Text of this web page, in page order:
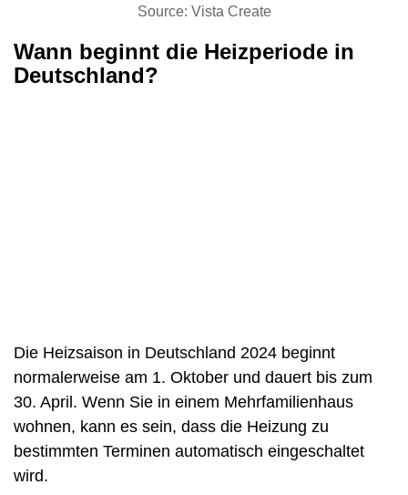
Source: Vista Create
Wann beginnt die Heizperiode in
Deutschland?
Die Heizsaison in Deutschland 2024 beginnt
normalerweise am 1. Oktober und dauert bis zum
30. April. Wenn Sie in einem Mehrfamilienhaus
wohnen, kann es sein, dass die Heizung zu
bestimmten Terminen automatisch eingeschaltet
wird.